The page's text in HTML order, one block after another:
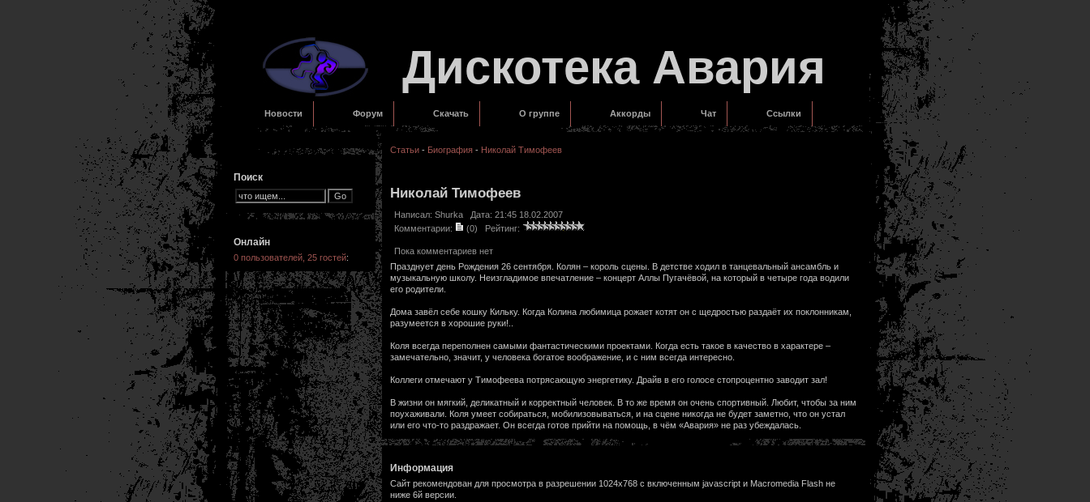
Дискотека Авария
Новости Форум Скачать О группе Аккорды Чат Ссылки
Поиск
Онлайн
0 пользователей, 25 гостей:
Статьи- Биография- Николай Тимофеев
Николай Тимофеев
Написал: ShurkaДата: 21:45 18.02.2007
Комментарии:
(0) Рейтинг:
Пока комментариев нет
Празднует день Рождения 26 сентября. Колян – король сцены. В детстве ходил в танцевальный ансамбль и
музыкальную школу. Неизгладимое впечатление – концерт Аллы Пугачёвой, на который в четыре года водили
его родители.
Дома завёл себе кошку Кильку. Когда Колина любимица рожает котят он с щедростью раздаёт их поклонникам,
разумеется в хорошие руки!..
Коля всегда переполнен самыми фантастическими проектами. Когда есть такое в качество в характере –
замечательно, значит, у человека богатое воображение, и с ним всегда интересно.
Коллеги отмечают у Тимофеева потрясающую энергетику. Драйв в его голосе стопроцентно заводит зал!
В жизни он мягкий, деликатный и корректный человек. В то же время он очень спортивный. Любит, чтобы за ним
поухаживали. Коля умеет собираться, мобилизовываться, и на сцене никогда не будет заметно, что он устал
или его что-то раздражает. Он всегда готов прийти на помощь, в чём «Авария» не раз убеждалась.
Информация
Сайт рекомендован для просмотра в разрешении 1024х768 с включенным javascript и Macromedia Flash не
ниже 6й версии.